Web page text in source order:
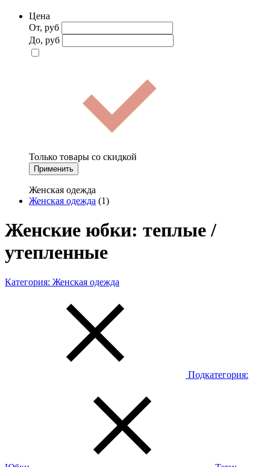
Цена
От, руб
До, руб
Только товары со скидкой
Применить
Женская одежда
Женская одежда (1)
Женские юбки: теплые /
утепленные
Категория: Женская одежда
Подкатегория: